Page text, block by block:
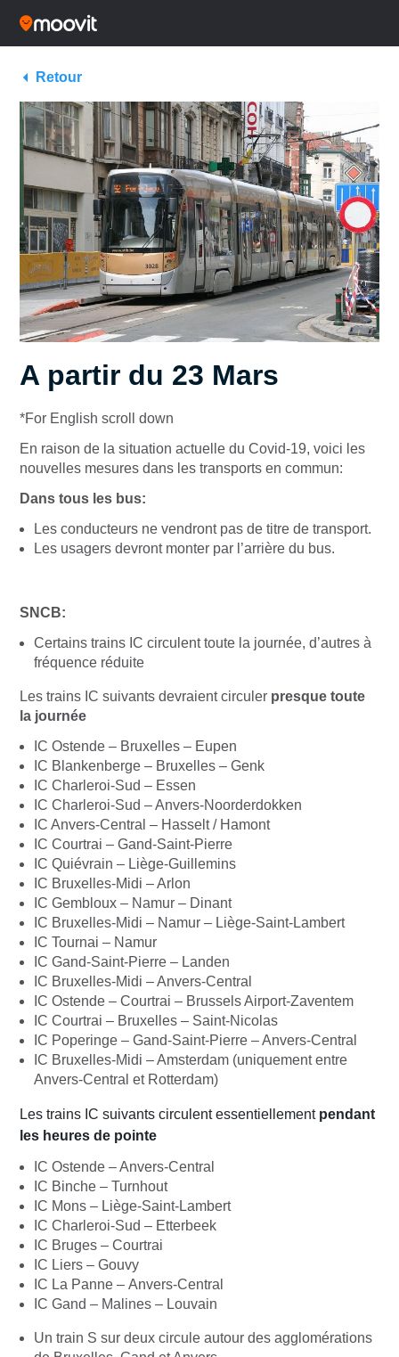
Retour
A partir du 23 Mars
*For English scroll down
En raison de la situation actuelle du Covid-19, voici les
nouvelles mesures dans les transports en commun:
Dans tous les bus:
Les conducteurs ne vendront pas de titre de transport.
Les usagers devront monter par l’arrière du bus.
SNCB:
Certains trains IC circulent toute la journée, d’autres à
fréquence réduite
Les trains IC suivants devraient circuler presque toute
la journée
IC Ostende – Bruxelles – Eupen
IC Blankenberge – Bruxelles – Genk
IC Charleroi-Sud – Essen
IC Charleroi-Sud – Anvers-Noorderdokken
IC Anvers-Central – Hasselt / Hamont
IC Courtrai – Gand-Saint-Pierre
IC Quiévrain – Liège-Guillemins
IC Bruxelles-Midi – Arlon
IC Gembloux – Namur – Dinant
IC Bruxelles-Midi – Namur – Liège-Saint-Lambert
IC Tournai – Namur
IC Gand-Saint-Pierre – Landen
IC Bruxelles-Midi – Anvers-Central
IC Ostende – Courtrai – Brussels Airport-Zaventem
IC Courtrai – Bruxelles – Saint-Nicolas
IC Poperinge – Gand-Saint-Pierre – Anvers-Central
IC Bruxelles-Midi – Amsterdam (uniquement entre
Anvers-Central et Rotterdam)
Les trains IC suivants circulent essentiellement pendant
les heures de pointe
IC Ostende – Anvers-Central
IC Binche – Turnhout
IC Mons – Liège-Saint-Lambert
IC Charleroi-Sud – Etterbeek
IC Bruges – Courtrai
IC Liers – Gouvy
IC La Panne – Anvers-Central
IC Gand – Malines – Louvain
Un train S sur deux circule autour des agglomérations